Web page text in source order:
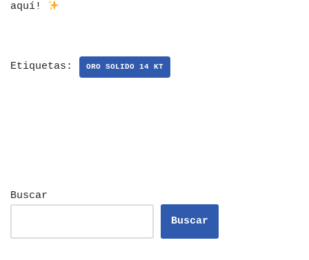
aquí!
Etiquetas: ORO SOLIDO 14 KT
Buscar
Buscar